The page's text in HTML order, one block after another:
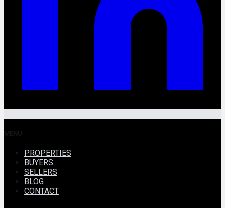
PROPERTIES
BUYERS
SELLERS
BLOG
CONTACT